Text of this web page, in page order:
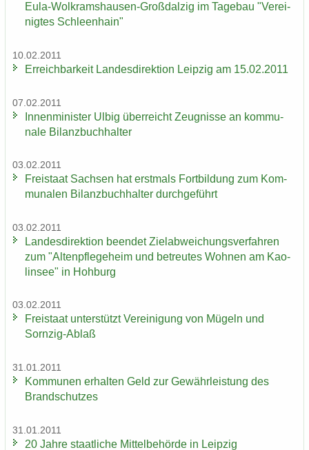
Eula-​Wolkramshausen-Großdalzig im Ta­ge­bau "Ver­ei­
nig­tes Schleen­hain"
10.02.2011
Er­reich­bar­keit Lan­des­di­rek­ti­on Leip­zig am 15.02.2011
07.02.2011
In­nen­mi­nis­ter Ulbig über­reicht Zeug­nis­se an kom­mu­
na­le Bi­lanz­buch­hal­ter
03.02.2011
Frei­staat Sach­sen hat erst­mals Fort­bil­dung zum Kom­
mu­na­len Bi­lanz­buch­hal­ter durch­ge­führt
03.02.2011
Lan­des­di­rek­ti­on be­en­det Ziel­ab­wei­chungs­ver­fah­ren
zum "Al­ten­pfle­ge­heim und be­treu­tes Woh­nen am Kao­
lin­see" in Hoh­burg
03.02.2011
Frei­staat un­ter­stützt Ver­ei­ni­gung von Mü­geln und
Sornzig-​Ablaß
31.01.2011
Kom­mu­nen er­hal­ten Geld zur Ge­währ­leis­tung des
Brand­schut­zes
31.01.2011
20 Jahre staat­li­che Mit­tel­be­hör­de in Leip­zig